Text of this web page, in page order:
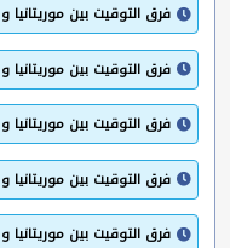
فرق التوقيت بين موريتانيا
فرق التوقيت بين موريتانيا
فرق التوقيت بين موريتانيا
فرق التوقيت بين موريتانيا و
فرق التوقيت بين موريتانيا